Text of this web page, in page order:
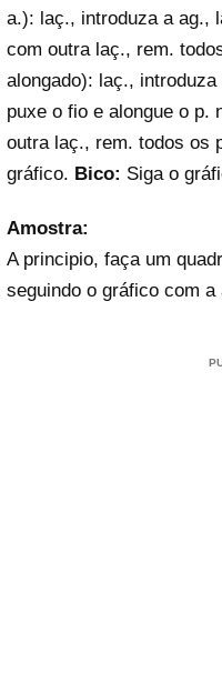
a.): laç., introduza a ag.,
com outra laç., rem.
alongado): laç.,
puxe o fio e alongue o p.
outra laç., rem. todos os
gráfico. Bico: Siga o
Amostra:
A principio, faça um
seguindo o gráfico com